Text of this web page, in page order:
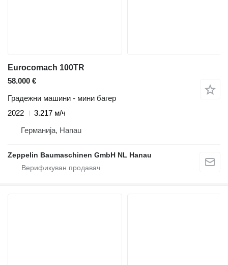
Eurocomach 100TR
58.000 €
Градежни машини - мини багер
2022
3.217 м/ч
Германија, Hanau
Zeppelin Baumaschinen GmbH NL Hanau